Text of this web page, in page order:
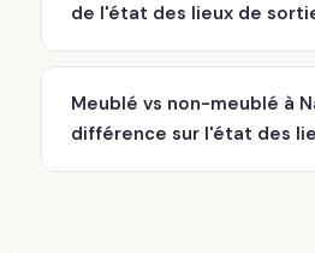
de l'état des lieux de
Meublé vs non-meublé à
différence sur l'état des